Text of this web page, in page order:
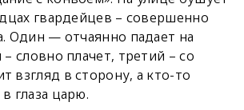
гвардейцев – совершенно
Один — отчаянно падает на
словно плачет, третий – со
взгляд в сторону, а кто-то
глаза царю.